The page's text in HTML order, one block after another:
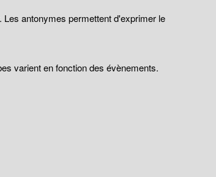
antonymes permettent d'exprimer le
varient en fonction des évènements.